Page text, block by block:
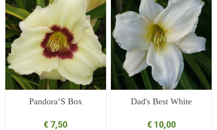
Pandora’S Box
€ 7,50
Dad's Best White
€ 10,00